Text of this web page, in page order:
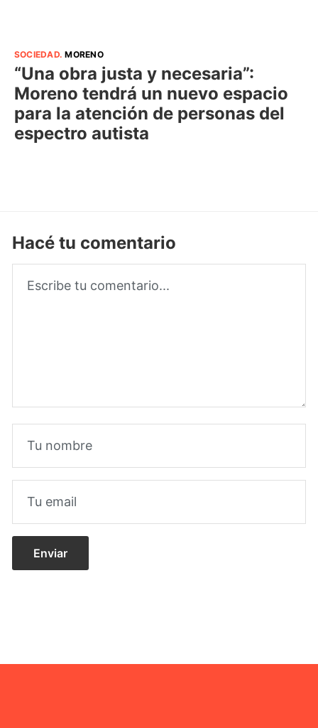
SOCIEDAD.MORENO
“Una obra justa y necesaria”:
Moreno tendrá un nuevo espacio
para la atención de personas del
espectro autista
Hacé tu comentario